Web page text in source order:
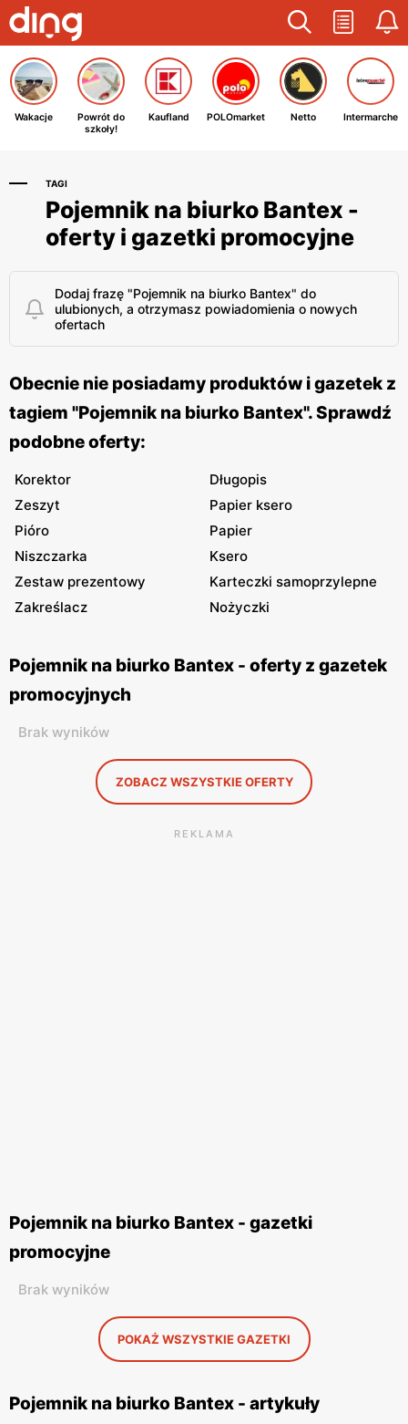
Wakacje
Powrót do
szkoły!
Kaufland POLOmarket Netto Intermarche
TAGI
Pojemnik na biurko Bantex -
oferty i gazetki promocyjne
Dodaj frazę "Pojemnik na biurko Bantex" do
ulubionych, a otrzymasz powiadomienia o nowych
ofertach
Obecnie nie posiadamy produktów i gazetek z
tagiem "Pojemnik na biurko Bantex". Sprawdź
podobne oferty:
Korektor
Długopis
Zeszyt
Papier ksero
Pióro
Papier
Niszczarka
Ksero
Zestaw prezentowy
Karteczki samoprzylepne
Zakreślacz
Nożyczki
Pojemnik na biurko Bantex - oferty z gazetek
promocyjnych
Brak wyników
ZOBACZ WSZYSTKIE OFERTY
REKLAMA
Pojemnik na biurko Bantex - gazetki
promocyjne
Brak wyników
POKAŻ WSZYSTKIE GAZETKI
Pojemnik na biurko Bantex - artykuły